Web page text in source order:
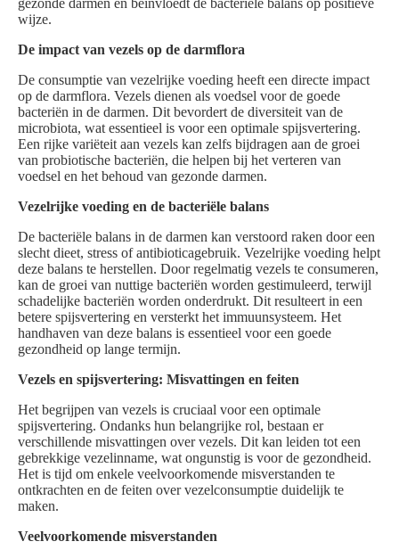
gezonde darmen en beïnvloedt de bacteriële balans op positieve
wijze.
De impact van vezels op de darmflora
De consumptie van vezelrijke voeding heeft een directe impact
op de darmflora. Vezels dienen als voedsel voor de goede
bacteriën in de darmen. Dit bevordert de diversiteit van de
microbiota, wat essentieel is voor een optimale spijsvertering.
Een rijke variëteit aan vezels kan zelfs bijdragen aan de groei
van probiotische bacteriën, die helpen bij het verteren van
voedsel en het behoud van gezonde darmen.
Vezelrijke voeding en de bacteriële balans
De bacteriële balans in de darmen kan verstoord raken door een
slecht dieet, stress of antibioticagebruik. Vezelrijke voeding helpt
deze balans te herstellen. Door regelmatig vezels te consumeren,
kan de groei van nuttige bacteriën worden gestimuleerd, terwijl
schadelijke bacteriën worden onderdrukt. Dit resulteert in een
betere spijsvertering en versterkt het immuunsysteem. Het
handhaven van deze balans is essentieel voor een goede
gezondheid op lange termijn.
Vezels en spijsvertering: Misvattingen en feiten
Het begrijpen van vezels is cruciaal voor een optimale
spijsvertering. Ondanks hun belangrijke rol, bestaan er
verschillende misvattingen over vezels. Dit kan leiden tot een
gebrekkige vezelinname, wat ongunstig is voor de gezondheid.
Het is tijd om enkele veelvoorkomende misverstanden te
ontkrachten en de feiten over vezelconsumptie duidelijk te
maken.
Veelvoorkomende misverstanden